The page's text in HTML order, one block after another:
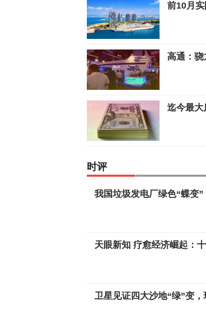
前10月
高通：骁
迄今最大
时评
我国垃圾发电厂绿色“蝶变
天眼新知 疗愈经济崛起：
卫星见证四大沙地“绿”变